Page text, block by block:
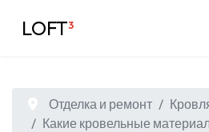
LOFT³
Отделка и ремонт
Какие кровельные